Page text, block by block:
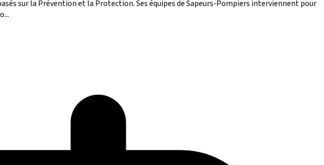
sur la Prévention et la Protection. Ses équipes de Sapeurs-Pompiers interviennent pour